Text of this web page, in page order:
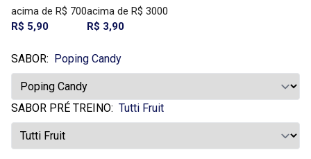
acima de R$ 700
R$ 5,90
acima de R$ 3000
R$ 3,90
SABOR: Poping Candy
SABOR PRÉ TREINO: Tutti Fruit